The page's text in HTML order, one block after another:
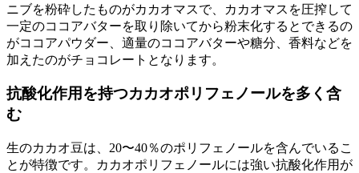
ニブを粉砕したものがカカオマスで、カカオマスを圧搾して
一定のココアバターを取り除いてから粉末化するとできるの
がココアパウダー、適量のココアバターや糖分、香料などを
加えたのがチョコレートとなります。
抗酸化作用を持つカカオポリフェノールを多く含
む
生のカカオ豆は、20〜40％のポリフェノールを含んでいるこ
とが特徴です。カカオポリフェノールには強い抗酸化作用が